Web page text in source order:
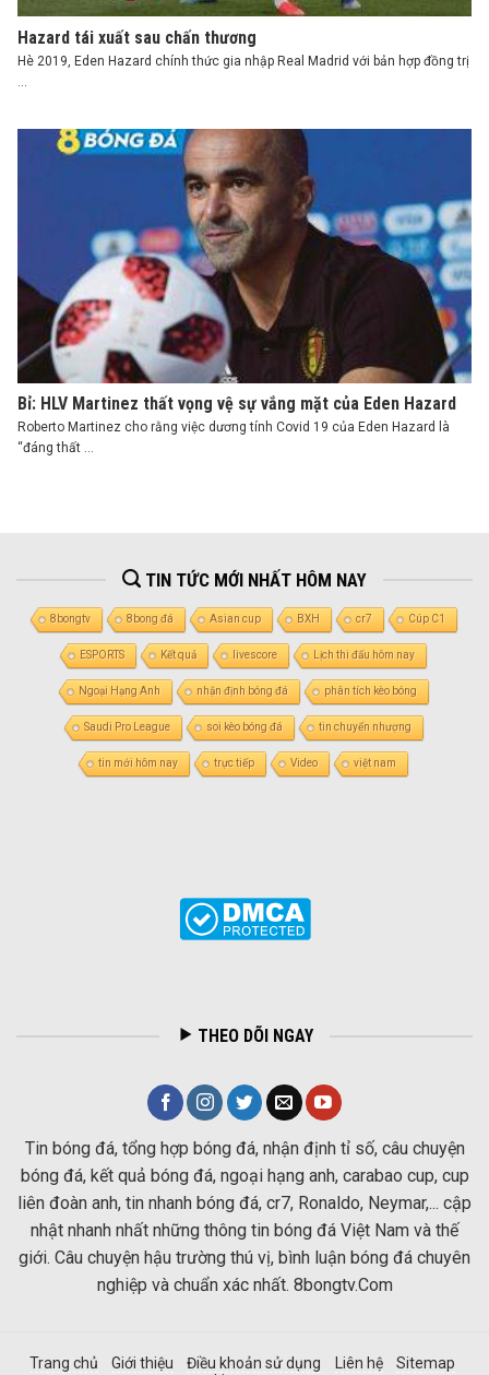
Hazard tái xuất sau chấn thương
Hè 2019, Eden Hazard chính thức gia nhập Real Madrid với bản hợp đồng trị
Bỉ: HLV Martinez thất vọng vệ sự vắng mặt của Eden Hazard
Roberto Martinez cho rằng việc dương tính Covid 19 của Eden Hazard là
“đáng thất ...
TIN TỨC MỚI NHẤT HÔM NAY
8bongtv 8bong đá Asian cup BXH cr7 Cúp C1
ESPORTS Kết quả livescore Lịch thi đấu hôm nay
Ngoại Hạng Anh nhận định bóng đá phân tích kèo bóng
Saudi Pro League soi kèo bóng đá tin chuyển nhượng
tin mới hôm nay trực tiếp Video việt nam
THEO DÕI NGAY
Tin bóng đá, tổng hợp bóng đá, nhận định tỉ số, câu chuyện
bóng đá, kết quả bóng đá, ngoại hạng anh, carabao cup, cup
liên đoàn anh, tin nhanh bóng đá, cr7, Ronaldo, Neymar,... cập
nhật nhanh nhất những thông tin bóng đá Việt Nam và thế
giới. Câu chuyện hậu trường thú vị, bình luận bóng đá chuyên
nghiệp và chuẩn xác nhất. 8bongtv.Com
Trang chủ Giới thiệu Điều khoản sử dụng Liên hệ
Sitemap